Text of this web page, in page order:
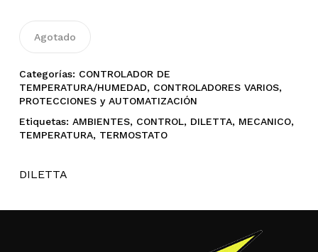
Agotado
Categorías: CONTROLADOR DE
TEMPERATURA/HUMEDAD, CONTROLADORES VARIOS,
PROTECCIONES y AUTOMATIZACIÓN
Etiquetas: AMBIENTES, CONTROL, DILETTA, MECANICO,
TEMPERATURA, TERMOSTATO
DILETTA